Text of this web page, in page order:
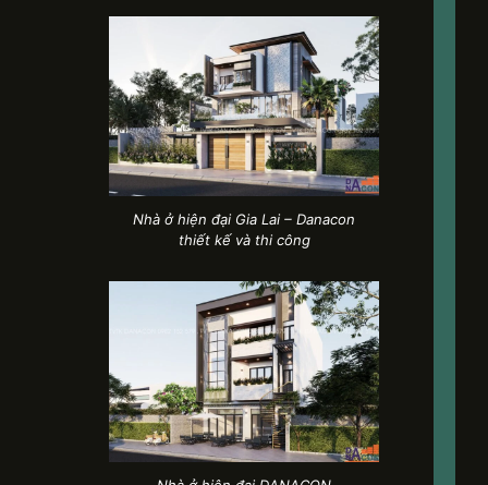
Nhà ở hiện đại Gia Lai – Danacon
thiết kế và thi công